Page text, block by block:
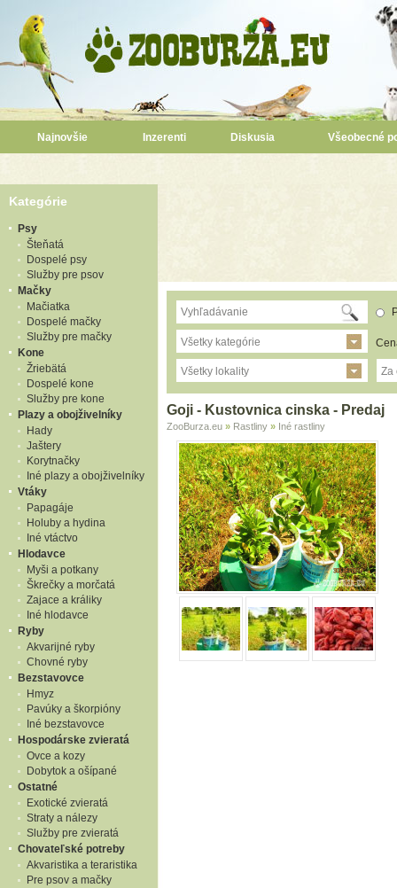
Najnovšie Inzerenti Diskusia Všeobecné
Kategórie
Psy
Šteňatá
Dospelé psy
Služby pre psov
Mačky
Mačiatka
Dospelé mačky
Služby pre mačky
Kone
Žriebätá
Dospelé kone
Služby pre kone
Plazy a obojživelníky
Hady
Jaštery
Korytnačky
Iné plazy a obojživelníky
Vtáky
Papagáje
Holuby a hydina
Iné vtáctvo
Hlodavce
Myši a potkany
Škrečky a morčatá
Zajace a králiky
Iné hlodavce
Ryby
Akvarijné ryby
Chovné ryby
Bezstavovce
Hmyz
Pavúky a škorpióny
Iné bezstavovce
Hospodárske zvieratá
Ovce a kozy
Dobytok a ošípané
Ostatné
Exotické zvieratá
Straty a nálezy
Služby pre zvieratá
Chovateľské potreby
Akvaristika a teraristika
Pre psov a mačky
Všetky kategórie
Všetky lokality Za
Goji - Kustovnica cinska - Predaj
ZooBurza.eu » Rastliny » Iné rastliny